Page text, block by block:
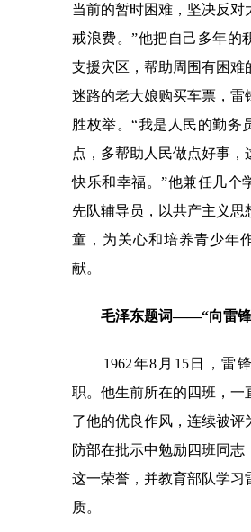
当前的暂时困难，坚决反对
戒浪费。”他把自己多年的
支援灾区，帮助周围有困难
迷路的老大娘购买车票，雷
胜枚举。“我是人民的勤务
点，多帮助人民做点好事，
快乐和幸福。”他兼任几个
先队辅导员，以共产主义思
童，为关心和培养青少年
献。
毛泽东题词——“向雷
1962年8月15日，雷锋
职。他生前所在的四班，一
了他的优良作风，连续被评
防部在批示中勉励四班同志
这一荣誉，并教育部队学习
质。